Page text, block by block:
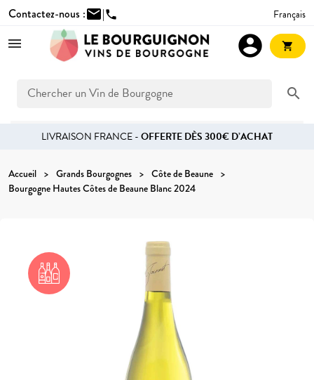
Contactez-nous :mail|phone Français
search
account_circle shopping_cart
LIVRAISON FRANCE -OFFERTE DÈS 300€ D’ACHAT
Accueil Grands Bourgognes
Côte de Beaune
Bourgogne Hautes Côtes de Beaune Blanc 2024